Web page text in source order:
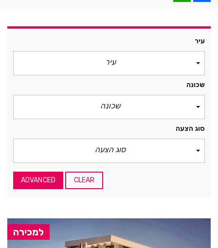
עיר
עיר
שכונה
שכונה
סוג הצעה
סוג הצעה
CLEAR
ADVANCED
למכירה